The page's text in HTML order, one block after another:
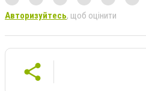
Авторизуйтесь, щоб оцінити